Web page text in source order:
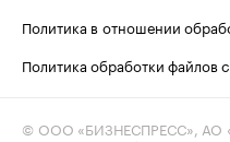
Политика в отношении
Политика обработки файлов
© ООО «БИЗНЕСПРЕСС», АО